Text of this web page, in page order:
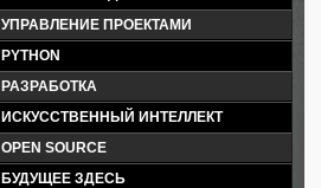
УПРАВЛЕНИЕ ПРОЕКТАМИ
PYTHON
РАЗРАБОТКА
ИСКУССТВЕННЫЙ ИНТЕЛЛЕКТ
OPEN SOURCE
БУДУЩЕЕ ЗДЕСЬ